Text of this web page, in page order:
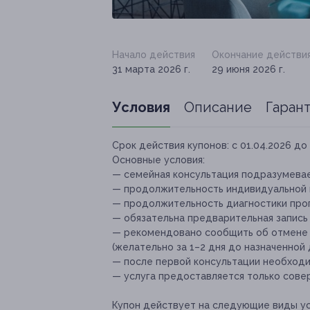
Начало действия
31 марта 2026 г.
Окончание
29 июня 2026 г.
Условия Описание
Срок действия купонов: с 01.04.2026 до
Основные условия:
— семейная консультация
— продолжительность индивидуальной
— продолжительность диагностики
— обязательна предварительная
— рекомендовано сообщить об отмене
(желательно за 1–2 дня до назначенной
— после первой консультации
— услуга предоставляется только
Купон действует на следующие виды